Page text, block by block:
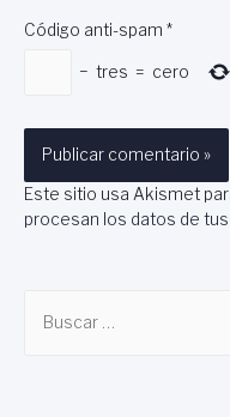
Código anti-spam *
− tres = cero
Este sitio usa Akismet
procesan los datos de